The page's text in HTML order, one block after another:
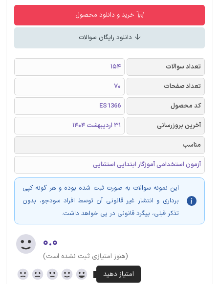
خرید و دانلود محصول
دانلود رایگان سوالات
تعداد سوالات
154
تعداد صفحات
70
کد محصول
ES1366
آخرین بروزرسانی
31 اردیبهشت 1404
مناسب
آزمون استخدامی آموزگار ابتدایی استثنایی
این نمونه سوالات به صورت ثبت شده بوده و هر گونه کپی
برداری و انتشار غیر قانونی آن توسط افراد سودجو، بدون
تذکر قبلی، پیگرد قانونی در پی خواهد داشت.
۰.۰
(هنوز امتیازی ثبت نشده است)